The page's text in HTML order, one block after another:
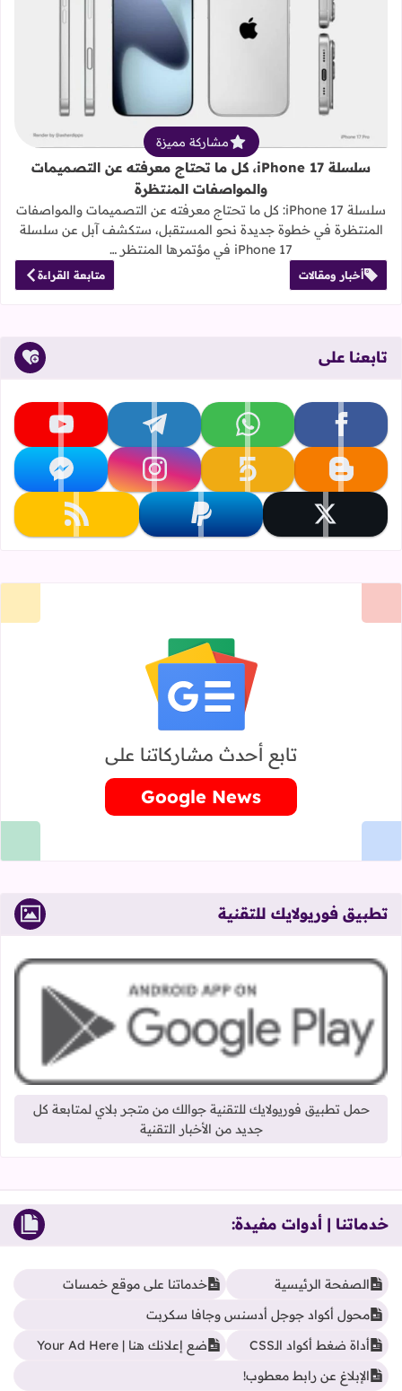
قراءة المزيد عن سلسلة iPhone 17، كل ما تحتاج معرفته عن التصميمات والمواصفات المنتظرة
مشاركة مميزة
سلسلة iPhone 17، كل ما تحتاج معرفته عن التصميمات
والمواصفات المنتظرة
سلسلة iPhone 17: كل ما تحتاج معرفته عن التصميمات والمواصفات
المنتظرة في خطوة جديدة نحو المستقبل، ستكشف آبل عن سلسلة
iPhone 17 في مؤتمرها المنتظر …
أخبار ومقالات متابعة القراءة
تابعنا على
تابعنا على facebook تابعنا على whatsapp تابعنا على telegram تابعنا على youtube
تابعنا على blogger تابعنا على khamsat تابعنا على instagram تابعنا على messenger
تابعنا على x تابعنا على paypal تابعنا على rss
تابع أحدث مشاركاتنا على
Google News
تطبيق فوريولايك للتقنية
حمل تطبيق فوريولايك للتقنية جوالك من متجر بلاي لمتابعة كل
جديد من الأخبار التقنية
خدماتنا | أدوات مفيدة:
الصفحة الرئيسية
خدماتنا على موقع خمسات
محول أكواد جوجل أدسنس وجافا سكربت
أداة ضغط أكواد الـCSS
ضع إعلانك هنا | Your Ad Here
الإبلاغ عن رابط معطوب!